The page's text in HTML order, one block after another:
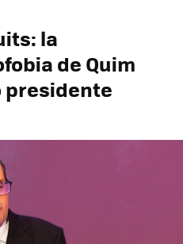
la
de Quim
presidente